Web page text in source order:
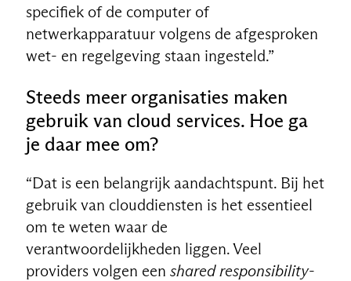
specifiek of de computer of
netwerkapparatuur volgens de afgesproken
wet- en regelgeving staan ingesteld.”
Steeds meer organisaties maken
gebruik van cloud services. Hoe ga
je daar mee om?
“Dat is een belangrijk aandachtspunt. Bij het
gebruik van clouddiensten is het essentieel
om te weten waar de
verantwoordelijkheden liggen. Veel
providers volgen een shared responsibility-